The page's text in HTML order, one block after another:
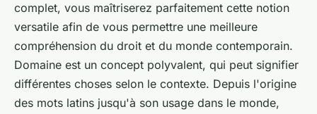
complet, vous maîtriserez parfaitement cette notion
versatile afin de vous permettre une meilleure
compréhension du droit et du monde contemporain.
Domaine est un concept polyvalent, qui peut signifier
différentes choses selon le contexte. Depuis l'origine
des mots latins jusqu'à son usage dans le monde,